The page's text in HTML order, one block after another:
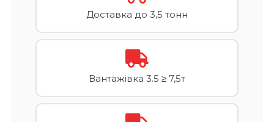
Доставка до 3,5 тонн
Вантажівка 3.5 ≥ 7,5т